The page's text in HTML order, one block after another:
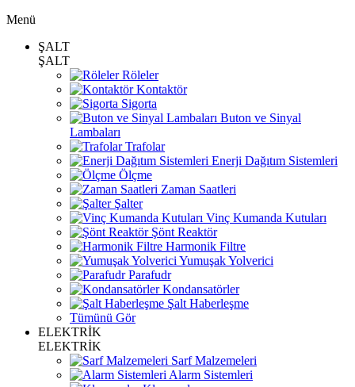
Menü
ŞALT
ŞALT
Röleler
Kontaktör
Sigorta
Buton ve Sinyal
Lambaları
Trafolar
Enerji Dağıtım Sistemleri
Ölçme
Zaman Saatleri
Şalter
Vinç Kumanda Kutuları
Şönt Reaktör
Harmonik Filtre
Yumuşak Yolverici
Parafudr
Kondansatörler
Şalt Haberleşme
Tümünü Gör
ELEKTRİK
ELEKTRİK
Sarf Malzemeleri
Alarm Sistemleri